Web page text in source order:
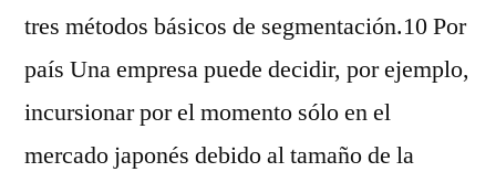
tres métodos básicos de segmentación.10 Por
país Una empresa puede decidir, por ejemplo,
incursionar por el momento sólo en el
mercado japonés debido al tamaño de la